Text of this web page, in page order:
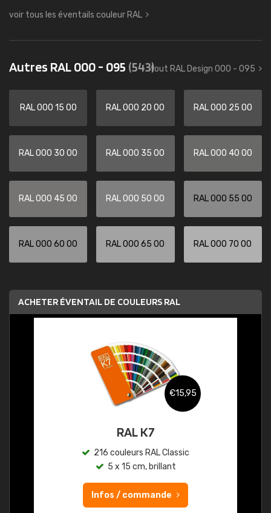
voir tous les éventails couleur RAL
Autres RAL 000 - 095 (543)tout RAL Design 000 - 095
RAL 000 15 00 RAL 000 20 00 RAL 000 25 00
RAL 000 30 00 RAL 000 35 00 RAL 000 40 00
RAL 000 45 00 RAL 000 50 00 RAL 000 55 00
RAL 000 60 00 RAL 000 65 00 RAL 000 70 00
ACHETER ÉVENTAIL DE COULEURS RAL
€15,95
RAL K7
216 couleurs RAL Classic
5 x 15 cm, brillant
Infos / commande